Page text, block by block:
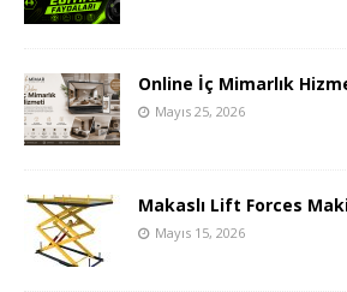
Online İç Mimarlık
Mayıs 25, 2026
Makaslı Lift Forces
Mayıs 15, 2026